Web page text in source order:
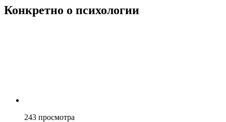
Конкретно о психологии
243 просмотра